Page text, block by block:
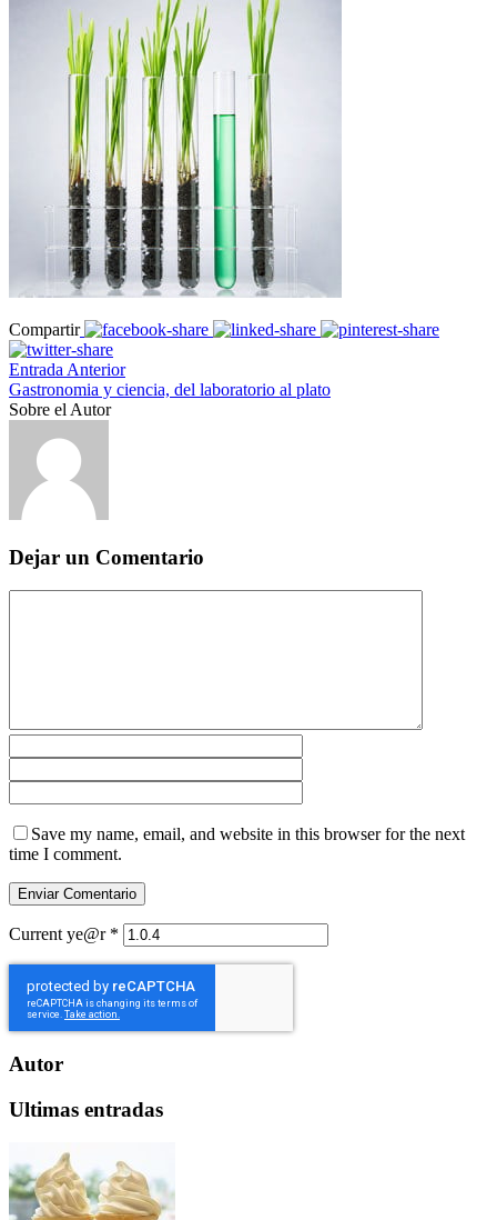
Compartir
Entrada Anterior
Gastronomia y ciencia, del laboratorio al plato
Sobre el Autor
Dejar un Comentario
Save my name, email, and website in this browser for the next
time I comment.
Current ye@r *
Autor
Ultimas entradas